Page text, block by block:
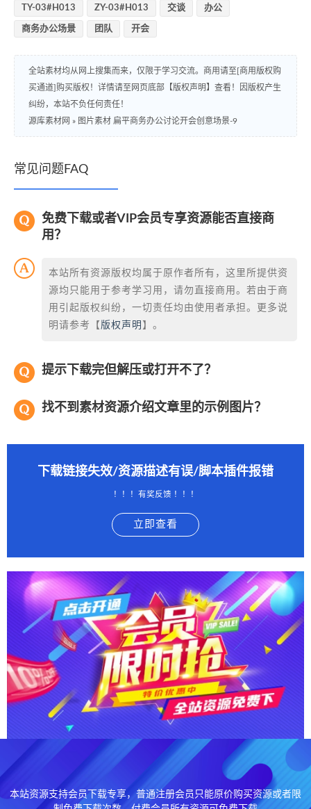
TY-03#H013 ZY-03#H013 交谈 办公
商务办公场景 团队 开会
全站素材均从网上搜集而来，仅限于学习交流。商用请至[商用版权购
买通道]购买版权！详情请至网页底部【版权声明】查看！因版权产生
纠纷，本站不负任何责任！
源库素材网 » 图片素材 扁平商务办公讨论开会创意场景-9
常见问题FAQ
免费下载或者VIP会员专享资源能否直接商
用？
本站所有资源版权均属于原作者所有，这里所提供资
源均只能用于参考学习用，请勿直接商用。若由于商
用引起版权纠纷，一切责任均由使用者承担。更多说
明请参考【 版权声明 】。
提示下载完但解压或打开不了？
找不到素材资源介绍文章里的示例图片？
下载链接失效/资源描述有误/脚本插件报错
！！！有奖反馈 ！！！
立即查看
本站资源支持会员下载专享，普通注册会员只能原价购买资源或者限